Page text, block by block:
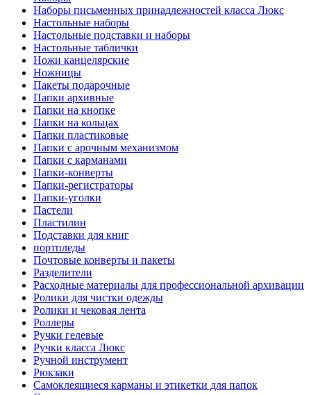
Наборы письменных принадлежностей класса Люкс
Настольные наборы
Настольные подставки и наборы
Настольные таблички
Ножи канцелярские
Ножницы
Пакеты подарочные
Папки архивные
Папки на кнопке
Папки на кольцах
Папки пластиковые
Папки с арочным механизмом
Папки с карманами
Папки-конверты
Папки-регистраторы
Папки-уголки
Пастели
Пластилин
Подставки для книг
портпледы
Почтовые конверты и пакеты
Разделители
Расходные материалы для профессиональной архивации
Ролики для чистки одежды
Ролики и чековая лента
Роллеры
Ручки гелевые
Ручки класса Люкс
Ручной инструмент
Рюкзаки
Самоклеящиеся карманы и этикетки для папок